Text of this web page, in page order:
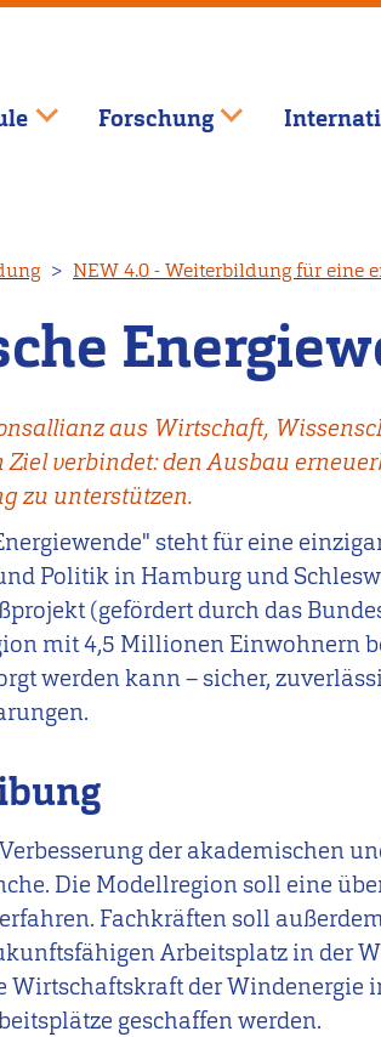
Forschung
NEW 4.0 - Weiterbildung für eine
aus Wirtschaft,
Ziel verbindet: den Ausbau
zu unterstützen.
steht für eine
Politik in Hamburg und
(gefördert durch das
mit 4,5 Millionen Einwohnern
werden kann – sicher,
der akademischen
Die Modellregion soll eine
Fachkräften soll
Arbeitsplatz in der
Wirtschaftskraft der Windenergie
geschaffen werden.